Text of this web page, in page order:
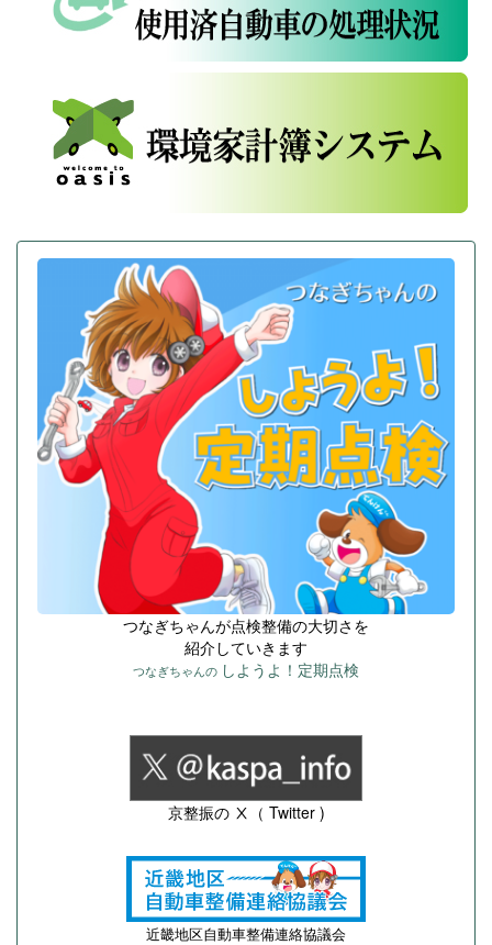
つなぎちゃんが点検整備の大切さを
紹介していきます
つなぎちゃんの しようよ！定期点検
京整振の Ⅹ（ Twitter )
近畿地区自動車整備連絡協議会